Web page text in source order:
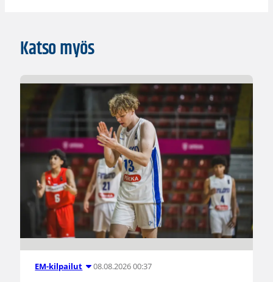
Katso myös
EM-kilpailut 08.08.2026 00:37